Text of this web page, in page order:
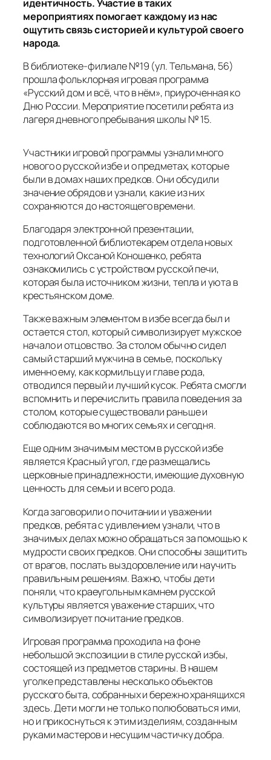
идентичность. Участие в таких
мероприятиях помогает каждому из нас
ощутить связь с историей и культурой своего
народа.
В библиотеке-филиале №19 (ул. Тельмана, 56)
прошла фольклорная игровая программа
«Русский дом и всё, что в нём», приуроченная ко
Дню России. Мероприятие посетили ребята из
лагеря дневного пребывания школы № 15.
Участники игровой программы узнали много
нового о русской избе и о предметах, которые
были в домах наших предков. Они обсудили
значение обрядов и узнали, какие из них
сохраняются до настоящего времени.
Благодаря электронной презентации,
подготовленной библиотекарем отдела новых
технологий Оксаной Коношенко, ребята
ознакомились с устройством русской печи,
которая была источником жизни, тепла и уюта в
крестьянском доме.
Также важным элементом в избе всегда был и
остается стол, который символизирует мужское
начало и отцовство. За столом обычно сидел
самый старший мужчина в семье, поскольку
именно ему, как кормильцу и главе рода,
отводился первый и лучший кусок. Ребята смогли
вспомнить и перечислить правила поведения за
столом, которые существовали раньше и
соблюдаются во многих семьях и сегодня.
Еще одним значимым местом в русской избе
является Красный угол, где размещались
церковные принадлежности, имеющие духовную
ценность для семьи и всего рода.
Когда заговорили о почитании и уважении
предков, ребята с удивлением узнали, что в
значимых делах можно обращаться за помощью к
мудрости своих предков. Они способны защитить
от врагов, послать выздоровление или научить
правильным решениям. Важно, чтобы дети
поняли, что краеугольным камнем русской
культуры является уважение старших, что
символизирует почитание предков.
Игровая программа проходила на фоне
небольшой экспозиции в стиле русской избы,
состоящей из предметов старины. В нашем
уголке представлены несколько объектов
русского быта, собранных и бережно хранящихся
здесь. Дети могли не только полюбоваться ими,
но и прикоснуться к этим изделиям, созданным
руками мастеров и несущим частичку добра.